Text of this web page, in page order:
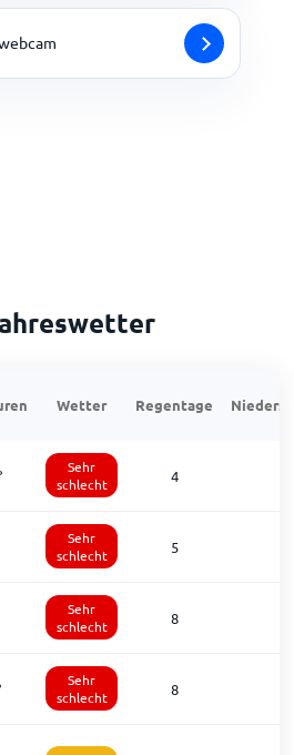
Wetter Regentage
Sehr
schlecht
4
Sehr
schlecht
5
Sehr
schlecht
8
Sehr
schlecht
8